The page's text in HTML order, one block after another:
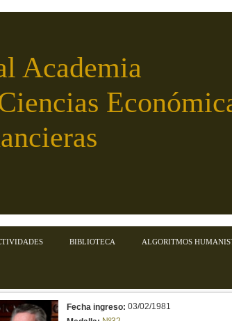
Academia
BIBLIOTECA ALGORITMOS
Fecha ingreso: 03/02/1981